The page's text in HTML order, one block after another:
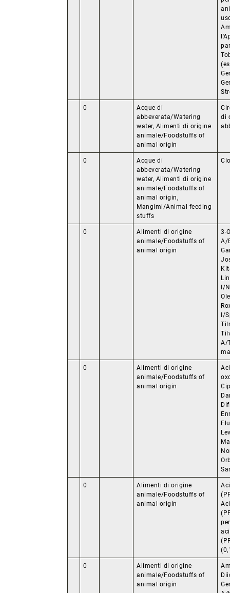
0
Acque di
abbeverata/Watering
water, Alimenti di origine
animale/Foodstuffs of
animal origin
di
0
Acque di
abbeverata/Watering
water, Alimenti di origine
animale/Foodstuffs of
animal origin,
Mangimi/Animal feeding
stuffs
0
Alimenti di origine
animale/Foodstuffs of
animal origin
3-
A/
I/
I/
A/
0
Alimenti di origine
animale/Foodstuffs of
animal origin
0
Alimenti di origine
animale/Foodstuffs of
animal origin
0
Alimenti di origine
animale/Foodstuffs of
animal origin